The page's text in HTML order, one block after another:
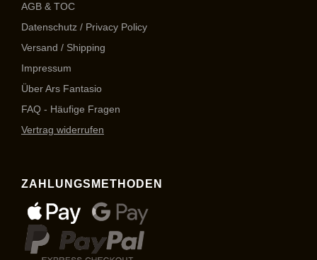
AGB & TOC
Datenschutz / Privacy Policy
Versand / Shipping
Impressum
Über Ars Fantasio
FAQ - Häufige Fragen
Vertrag widerrufen
ZAHLUNGSMETHODEN